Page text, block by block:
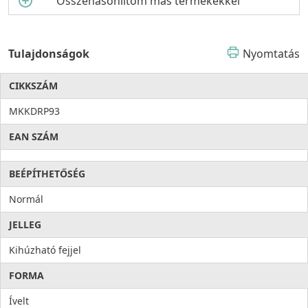
Tulajdonságok Nyomtatás
CIKKSZÁM
MKKDRP93
EAN SZÁM
BEÉPÍTHETŐSÉG
Normál
JELLEG
Kihúzható fejjel
FORMA
Ívelt